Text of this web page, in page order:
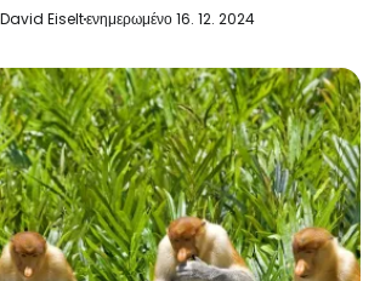
David Eiseltενημερωμένο 16. 12. 2024
Συνεχίστε με το Facebook
Συνεχίστε με email